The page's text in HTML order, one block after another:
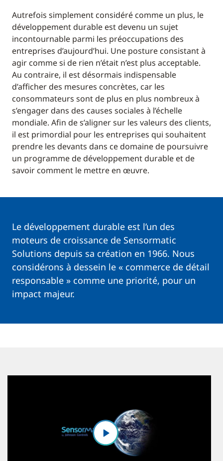
Autrefois simplement considéré comme un plus, le
développement durable est devenu un sujet
incontournable parmi les préoccupations des
entreprises d’aujourd’hui. Une posture consistant à
agir comme si de rien n’était n’est plus acceptable.
Au contraire, il est désormais indispensable
d’afficher des mesures concrètes, car les
consommateurs sont de plus en plus nombreux à
s’engager dans des causes sociales à l’échelle
mondiale. Afin de s’aligner sur les valeurs des clients,
il est primordial pour les entreprises qui souhaitent
prendre les devants dans ce domaine de poursuivre
un programme de développement durable et de
savoir comment le mettre en œuvre.
Le développement durable est l’un des
moteurs de croissance de Sensormatic
Solutions depuis sa création en 1966. Nous
considérons à dessein le « commerce de détail
responsable » comme une priorité, pour un
impact majeur.